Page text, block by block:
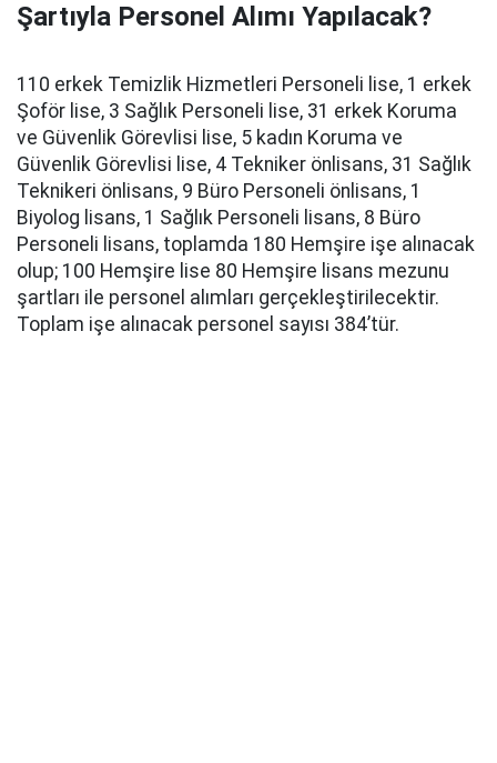
Şartıyla Personel Alımı Yapılacak?
110 erkek Temizlik Hizmetleri Personeli lise, 1 erkek
Şoför lise, 3 Sağlık Personeli lise, 31 erkek Koruma
ve Güvenlik Görevlisi lise, 5 kadın Koruma ve
Güvenlik Görevlisi lise, 4 Tekniker önlisans, 31 Sağlık
Teknikeri önlisans, 9 Büro Personeli önlisans, 1
Biyolog lisans, 1 Sağlık Personeli lisans, 8 Büro
Personeli lisans, toplamda 180 Hemşire işe alınacak
olup; 100 Hemşire lise 80 Hemşire lisans mezunu
şartları ile personel alımları gerçekleştirilecektir.
Toplam işe alınacak personel sayısı 384’tür.